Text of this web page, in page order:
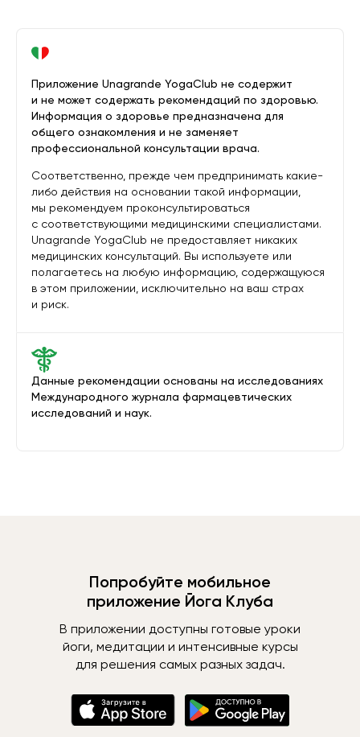
Данные рекомендации основаны на исследованиях
Международного журнала фармацевтических
исследований и наук.
Приложение Unagrande YogaClub не содержит
и не может содержать рекомендаций по здоровью.
Информация о здоровье предназначена для
общего ознакомления и не заменяет
профессиональной консультации врача.
Соответственно, прежде чем предпринимать какие-
либо действия на основании такой информации,
мы рекомендуем проконсультироваться
с соответствующими медицинскими специалистами.
Unagrande YogaClub не предоставляет никаких
медицинских консультаций. Вы используете или
полагаетесь на любую информацию, содержащуюся
в этом приложении, исключительно на ваш страх
и риск.
Попробуйте мобильное
приложение Йога Клуба
В приложении доступны готовые уроки
йоги, медитации и интенсивные курсы
для решения самых разных задач.